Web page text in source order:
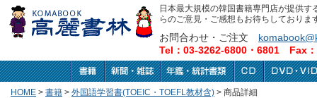
日本最大規模の韓国書籍専門店が提供
らのご意見・ご感想もお待ちしておりま
お問合わせ・ご注文
Tel：03-3262-6800・6801 Fax
HOME > 書籍 > 外国語学習書(TOEIC・TOEFL教材含) > 商品詳細